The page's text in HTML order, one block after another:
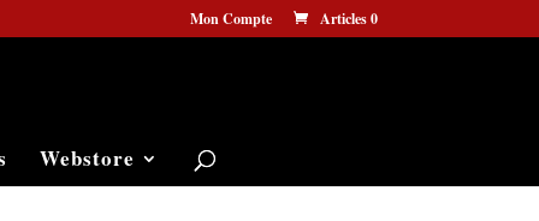
Mon Compte Articles 0
Webstore